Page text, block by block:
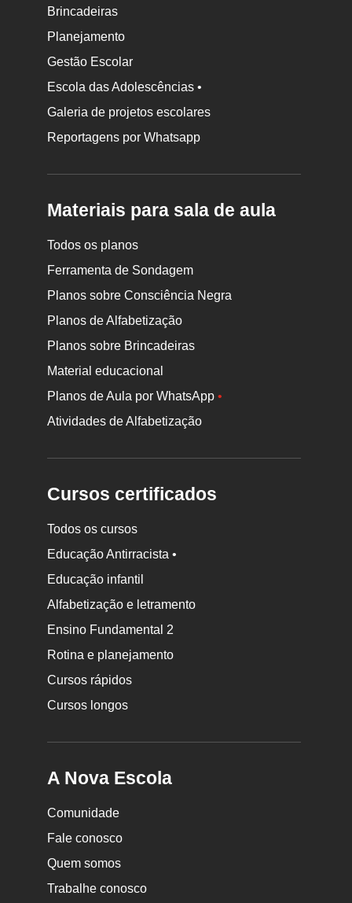
Brincadeiras
Planejamento
Gestão Escolar
Escola das Adolescências •
Galeria de projetos escolares
Reportagens por Whatsapp
Materiais para sala de aula
Todos os planos
Ferramenta de Sondagem
Planos sobre Consciência Negra
Planos de Alfabetização
Planos sobre Brincadeiras
Material educacional
Planos de Aula por WhatsApp•
Atividades de Alfabetização
Cursos certificados
Todos os cursos
Educação Antirracista •
Educação infantil
Alfabetização e letramento
Ensino Fundamental 2
Rotina e planejamento
Cursos rápidos
Cursos longos
A Nova Escola
Comunidade
Fale conosco
Quem somos
Trabalhe conosco